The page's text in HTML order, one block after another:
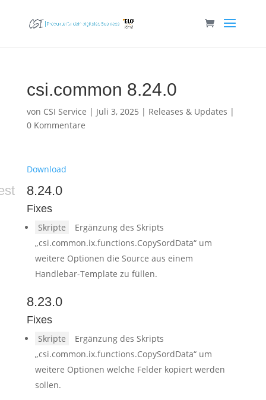
csi.common 8.24.0
von CSI Service | Juli 3, 2025 | Releases & Updates |
0 Kommentare
Download
8.24.0
Fixes
Skripte
Ergänzung des Skripts
„csi.common.ix.functions.CopySordData“ um
weitere Optionen die Source aus einem
Handlebar-Template zu füllen.
8.23.0
Fixes
Skripte
Ergänzung des Skripts
„csi.common.ix.functions.CopySordData“ um
weitere Optionen welche Felder kopiert werden
sollen.